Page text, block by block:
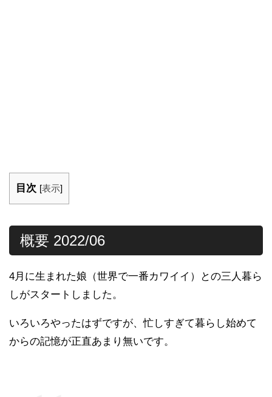
目次 [表示]
概要 2022/06
4月に生まれた娘（世界で一番カワイイ）との三人暮ら
しがスタートしました。
いろいろやったはずですが、忙しすぎて暮らし始めて
からの記憶が正直あまり無いです。